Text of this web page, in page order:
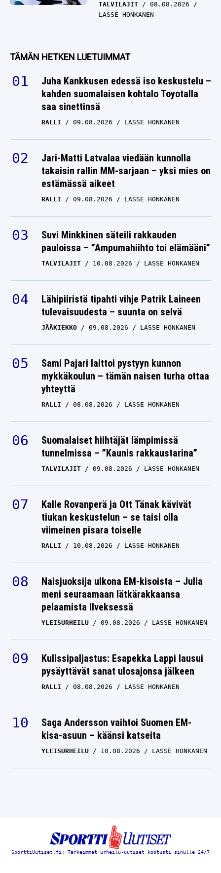
TALVILAJIT
08.08.2026
LASSE HONKANEN
TÄMÄN HETKEN LUETUIMMAT
Juha Kankkusen edessä iso keskustelu –
kahden suomalaisen kohtalo Toyotalla
saa sinettinsä
RALLI 09.08.2026 LASSE HONKANEN
Jari-Matti Latvalaa viedään kunnolla
takaisin rallin MM-sarjaan – yksi mies on
estämässä aikeet
RALLI 09.08.2026 LASSE HONKANEN
Suvi Minkkinen säteili rakkauden
pauloissa – ”Ampumahiihto toi elämääni”
TALVILAJIT 10.08.2026 LASSE HONKANEN
Lähipiiristä tipahti vihje Patrik Laineen
tulevaisuudesta – suunta on selvä
JÄÄKIEKKO 09.08.2026 LASSE HONKANEN
Sami Pajari laittoi pystyyn kunnon
mykkäkoulun – tämän naisen turha ottaa
yhteyttä
RALLI 08.08.2026 LASSE HONKANEN
Suomalaiset hiihtäjät lämpimissä
tunnelmissa – ”Kaunis rakkaustarina”
TALVILAJIT 09.08.2026 LASSE HONKANEN
Kalle Rovanperä ja Ott Tänak kävivät
tiukan keskustelun – se taisi olla
viimeinen pisara toiselle
RALLI 10.08.2026 LASSE HONKANEN
Naisjuoksija ulkona EM-kisoista – Julia
meni seuraamaan lätkärakkaansa
pelaamista Ilveksessä
YLEISURHEILU 09.08.2026 LASSE HONKANEN
Kulissipaljastus: Esapekka Lappi lausui
pysäyttävät sanat ulosajonsa jälkeen
RALLI 08.08.2026 LASSE HONKANEN
Saga Andersson vaihtoi Suomen EM-
kisa-asuun – käänsi katseita
YLEISURHEILU 10.08.2026 LASSE HONKANEN
SporttiUutiset.fi: Tärkeimmät urheilu-uutiset kootusti sinulle 24/7